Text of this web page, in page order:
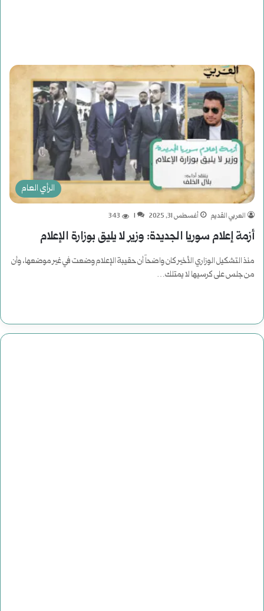
الرأي العام
العربي القديم أغسطس 31, 2025 1
343
أزمة إعلام سوريا الجديدة: وزير لا يليق بوزارة الإعلام
منذ التشكيل الوزاري الأخير كان واضحاً أن حقيبة الإعلام وضعت في غير موضعها، وأن
من جلس على كرسيها لا يمتلك…